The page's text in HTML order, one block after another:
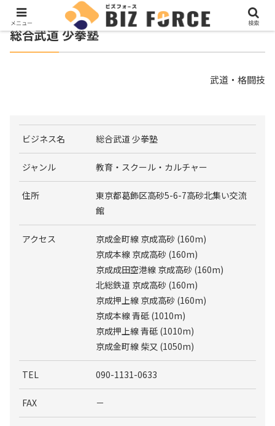
総合武道 少拳塾
武道・格闘技
ビジネス名 総合武道 少拳塾
ジャンル 教育・スクール・カルチャー
住所
東京都葛飾区高砂5-6-7高砂北集い交流
館
アクセス
京成金町線 京成高砂 (160m)
京成本線 京成高砂 (160m)
京成成田空港線 京成高砂 (160m)
北総鉄道 京成高砂 (160m)
京成押上線 京成高砂 (160m)
京成本線 青砥 (1010m)
京成押上線 青砥 (1010m)
京成金町線 柴又 (1050m)
TEL 090-1131-0633
FAX －
メニュー 検索